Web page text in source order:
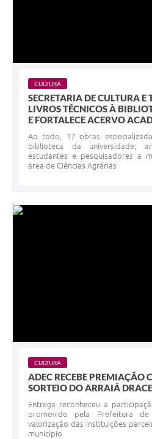
CULTURA
SECRETARIA DE CULTURA
LIVROS TÉCNICOS À
E FORTALECE ACERVO
Ao todo, 17 obras
biblioteca da universidade,
estudantes e pesquisadores a
área de Ciências Agrárias
CULTURA
ADEC RECEBE PREMIAÇÃO
SORTEIO DO ARRAIÁ
Entrega reconheceu a
promovido pela Prefeitura
valorização das instituições
município